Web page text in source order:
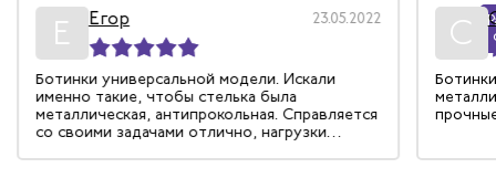
Е Егор 23.05.2022
Ботинки универсальной модели. Искали
именно такие, чтобы стелька была
металлическая, антипрокольная. Справляется
со своими задачами отлично, нагрузки
С